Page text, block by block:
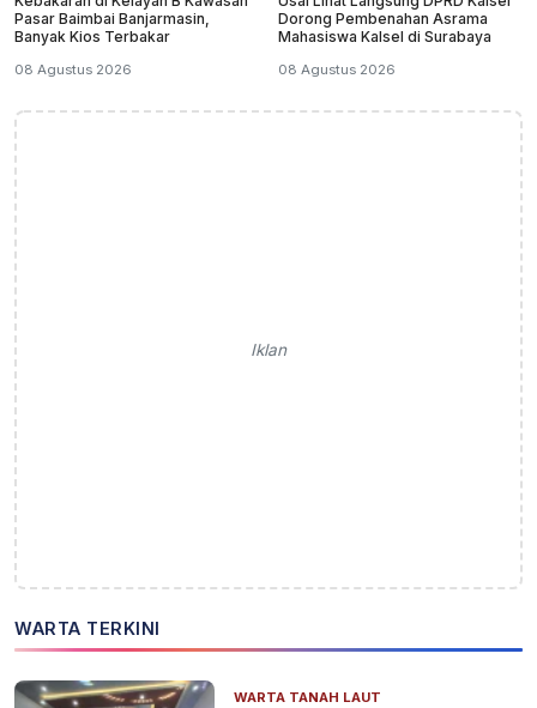
Pasar Baimbai Banjarmasin,
Banyak Kios Terbakar
08 Agustus 2026
Dorong Pembenahan Asrama
Mahasiswa Kalsel di Surabaya
08 Agustus 2026
Iklan
WARTA TERKINI
WARTA TANAH LAUT